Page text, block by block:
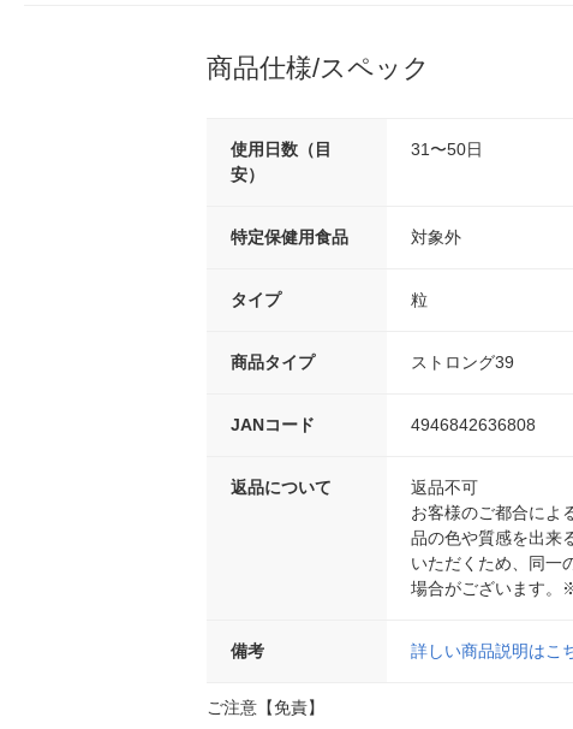
商品仕様/スペック
使用日数（目
安）
31〜50日
特定保健用食品 対象外
タイプ 粒
商品タイプ ストロング39
JANコード 4946842636808
返品について
返品不可
お客様のご都合によ
品の色や質感を出来
いただくため、同一
場合がございます。
備考 詳しい商品説明はこ
ご注意【免責】